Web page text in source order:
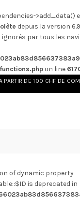
>add_data()
depuis la version
par tous les
on line
PARTIR DE 100 CHF DE
of dynamic property
is deprecated in